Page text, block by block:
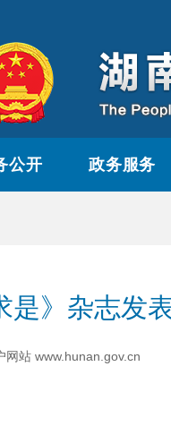
公开 政务服务
是》杂志发
网站 www.hunan.gov.cn